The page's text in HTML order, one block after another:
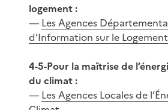
logement :
— Les Agences
d’Information sur le Logement
4-5-Pour la maîtrise de
du climat :
— Les Agences Locales de